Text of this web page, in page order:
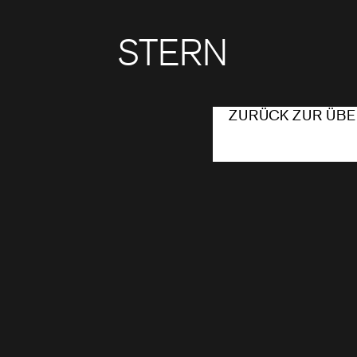
STERN
ZURÜCK ZUR